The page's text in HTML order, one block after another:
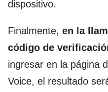
dispositivo.
Finalmente, en la
código de
ingresar en la página
Voice, el resultado